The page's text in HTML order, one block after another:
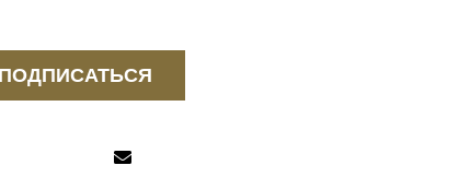
ПОДПИСАТЬСЯ